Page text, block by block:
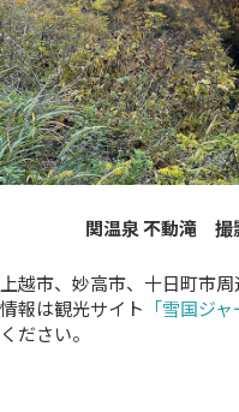
関温泉 不動滝 撮
上越市、妙高市、十日町市
情報は観光サイト 「雪国ジャ
ください。